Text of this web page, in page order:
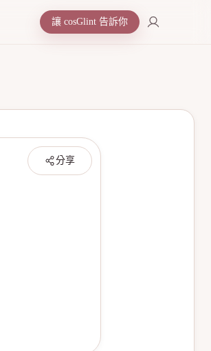
讓 cosGlint 告訴你
分享